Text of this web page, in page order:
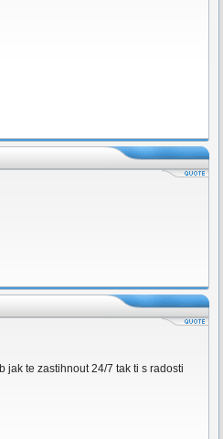
jak te zastihnout 24/7 tak ti s radosti